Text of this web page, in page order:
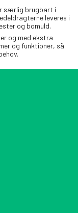
særlig brugbart i
leveres i
og bomuld.
og med ekstra
og funktioner, så